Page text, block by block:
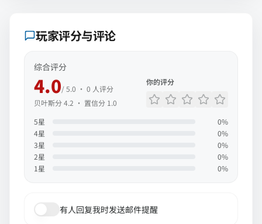
玩家评分与评论
综合评分
4.0/ 5.0 · 0 人评分
贝叶斯分4.2 · 置信分 1.0
你的评分
5星 0%
4星 0%
3星 0%
2星 0%
1 星 0%
有人回复我时发送邮件提醒